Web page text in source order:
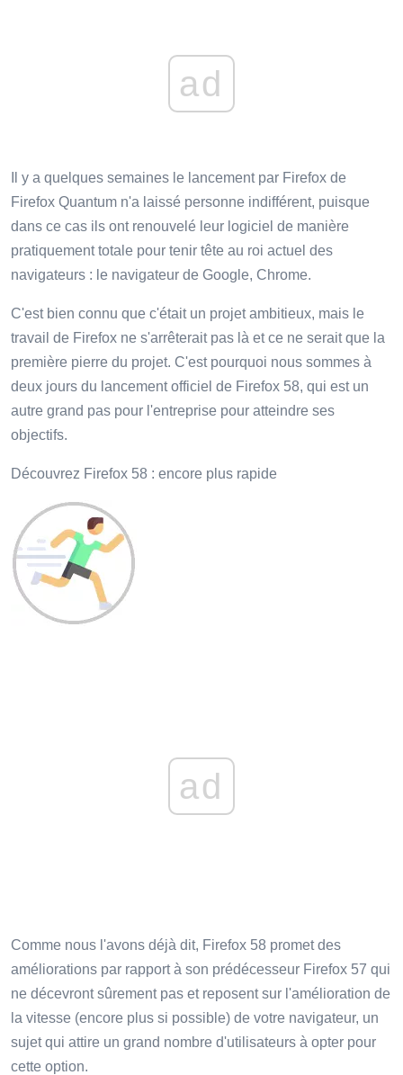
ad
Il y a quelques semaines le lancement par Firefox de
Firefox Quantum n'a laissé personne indifférent, puisque
dans ce cas ils ont renouvelé leur logiciel de manière
pratiquement totale pour tenir tête au roi actuel des
navigateurs : le navigateur de Google, Chrome.
C'est bien connu que c'était un projet ambitieux, mais le
travail de Firefox ne s'arrêterait pas là et ce ne serait que la
première pierre du projet. C'est pourquoi nous sommes à
deux jours du lancement officiel de Firefox 58, qui est un
autre grand pas pour l'entreprise pour atteindre ses
objectifs.
Découvrez Firefox 58 : encore plus rapide
ad
Comme nous l'avons déjà dit, Firefox 58 promet des
améliorations par rapport à son prédécesseur Firefox 57 qui
ne décevront sûrement pas et reposent sur l'amélioration de
la vitesse (encore plus si possible) de votre navigateur, un
sujet qui attire un grand nombre d'utilisateurs à opter pour
cette option.